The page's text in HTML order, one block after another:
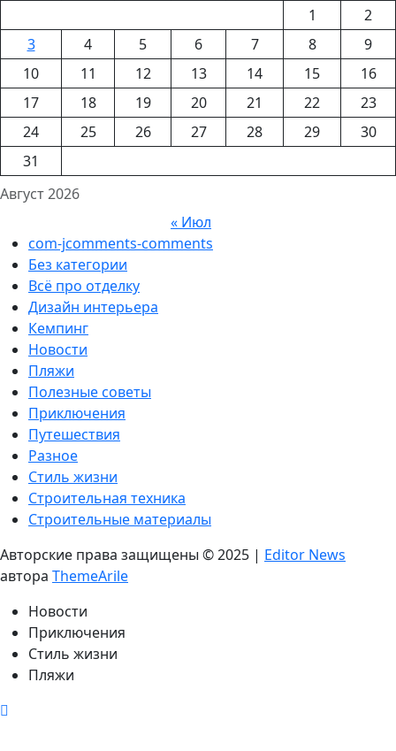
Август 2026
1
2
3
4 5 6 7 8
9
10
11 12 13 14 15
16
17
18 19 20 21 22
23
24
25 26 27 28 29
30
31
« Июл
com-jcomments-comments
Без категории
Всё про отделку
Дизайн интерьера
Кемпинг
Новости
Пляжи
Полезные советы
Приключения
Путешествия
Разное
Стиль жизни
Строительная техника
Строительные материалы
Авторские права защищены © 2025 | Editor News
автора ThemeArile
Новости
Приключения
Стиль жизни
Пляжи